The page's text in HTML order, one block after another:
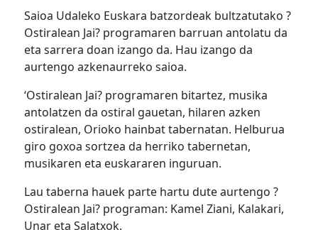
Saioa Udaleko Euskara batzordeak bultzatutako ?
Ostiralean Jai? programaren barruan antolatu da
eta sarrera doan izango da. Hau izango da
aurtengo azkenaurreko saioa.
‘Ostiralean Jai? programaren bitartez, musika
antolatzen da ostiral gauetan, hilaren azken
ostiralean, Orioko hainbat tabernatan. Helburua
giro goxoa sortzea da herriko tabernetan,
musikaren eta euskararen inguruan.
Lau taberna hauek parte hartu dute aurtengo ?
Ostiralean Jai? programan: Kamel Ziani, Kalakari,
Unar eta Salatxok.